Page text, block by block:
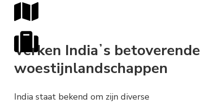
Verken Indiaʼs betoverende
woestijnlandschappen
India staat bekend om zijn diverse